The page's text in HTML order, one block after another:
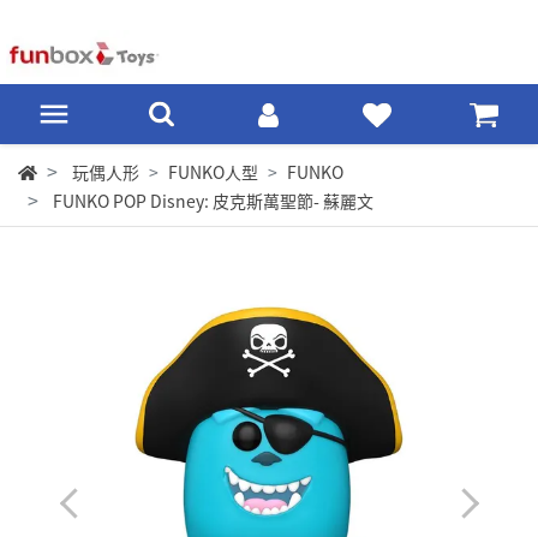
玩偶人形 FUNKO人型
FUNKO
FUNKO POP Disney: 皮克斯萬聖節- 蘇麗文